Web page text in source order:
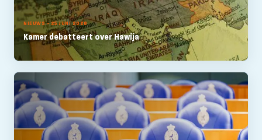
NIEUWS - 25 JUNI 2026
Kamer debatteert over Hawija